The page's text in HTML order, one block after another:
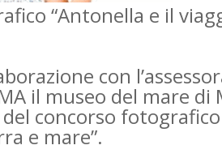
“Antonella e il
con
il museo del mare di
concorso
e mare”.